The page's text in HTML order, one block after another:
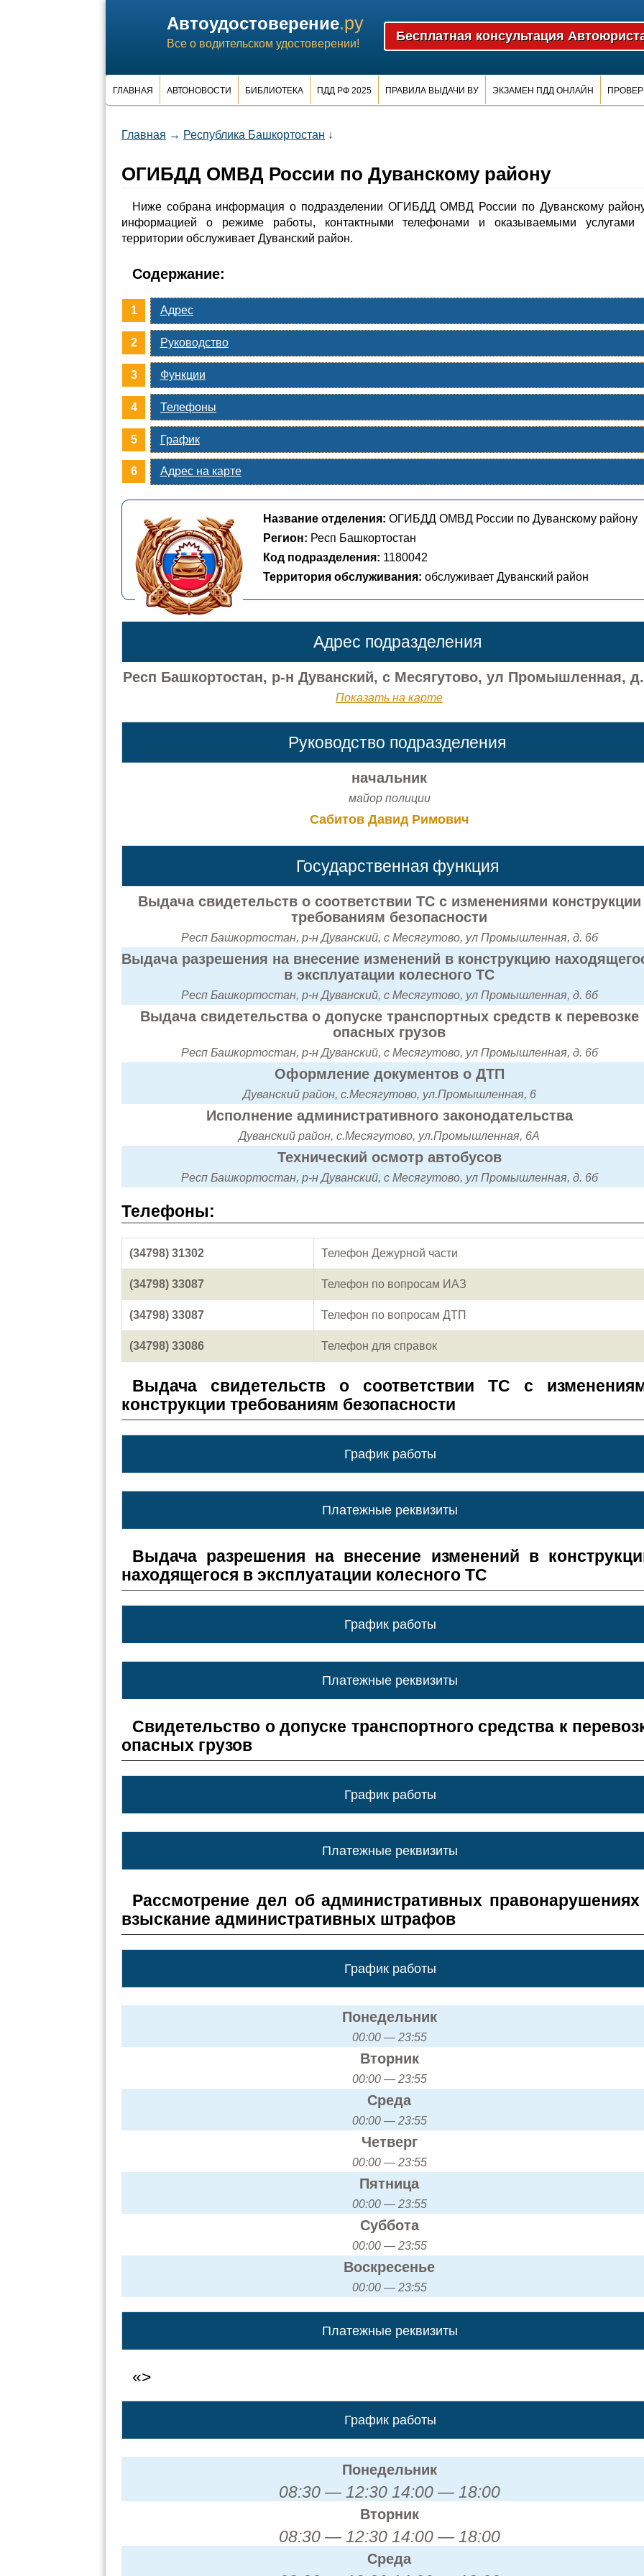
Автоудостоверение.ру
Все о водительском удостоверении!
ГЛАВНАЯ АВТОНОВОСТИ БИБЛИОТЕКА ПДД РФ 2025 ПРАВИЛА ВЫДАЧИ ВУ ЭКЗАМЕН ПДД ОНЛАЙН
Главная → Республика Башкортостан ↓
ОГИБДД ОМВД России по Дуванскому району
Ниже собрана информация о подразделении ОГИБДД ОМВД России по Дуванскому
информацией о режиме работы, контактными телефонами и оказываемыми услугами
территории обслуживает Дуванский район.
Содержание:
Адрес
Руководство
Функции
Телефоны
График
Адрес на карте
Название отделения: ОГИБДД ОМВД России по Дуванскому району
Регион: Респ Башкортостан
Код подразделения: 1180042
Территория обслуживания: обслуживает Дуванский район
Адрес подразделения
Респ Башкортостан, р-н Дуванский, с Месягутово, ул Промышленная,
Показать на карте
Руководство подразделения
начальник
майор полиции
Сабитов Давид Римович
Государственная функция
Выдача свидетельств о соответствии ТС с изменениями конструкции
требованиям безопасности
Респ Башкортостан, р-н Дуванский, с Месягутово, ул Промышленная, д. 6б
Выдача разрешения на внесение изменений в конструкцию
в эксплуатации колесного ТС
Респ Башкортостан, р-н Дуванский, с Месягутово, ул Промышленная, д. 6б
Выдача свидетельства о допуске транспортных средств к перевозке
опасных грузов
Респ Башкортостан, р-н Дуванский, с Месягутово, ул Промышленная, д. 6б
Оформление документов о ДТП
Дуванский район, с.Месягутово, ул.Промышленная, 6
Исполнение административного законодательства
Дуванский район, с.Месягутово, ул.Промышленная, 6А
Технический осмотр автобусов
Респ Башкортостан, р-н Дуванский, с Месягутово, ул Промышленная, д. 6б
Телефоны:
(34798) 31302 Телефон Дежурной части
(34798) 33087 Телефон по вопросам ИАЗ
(34798) 33087 Телефон по вопросам ДТП
(34798) 33086 Телефон для справок
Выдача свидетельств о соответствии ТС с
конструкции требованиям безопасности
График работы
Платежные реквизиты
Выдача разрешения на внесение изменений в
находящегося в эксплуатации колесного ТС
График работы
Платежные реквизиты
Свидетельство о допуске транспортного средства к
опасных грузов
График работы
Платежные реквизиты
Рассмотрение дел об административных
взыскание административных штрафов
График работы
Понедельник
00:00 — 23:55
Вторник
00:00 — 23:55
Среда
00:00 — 23:55
Четверг
00:00 — 23:55
Пятница
00:00 — 23:55
Суббота
00:00 — 23:55
Воскресенье
00:00 — 23:55
Платежные реквизиты
«>
График работы
Понедельник
08:30 — 12:30 14:00 — 18:00
Вторник
08:30 — 12:30 14:00 — 18:00
Среда